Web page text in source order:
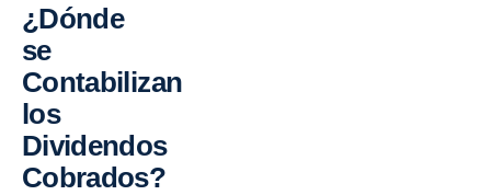
¿Dónde
se
Contabilizan
los
Dividendos
Cobrados?